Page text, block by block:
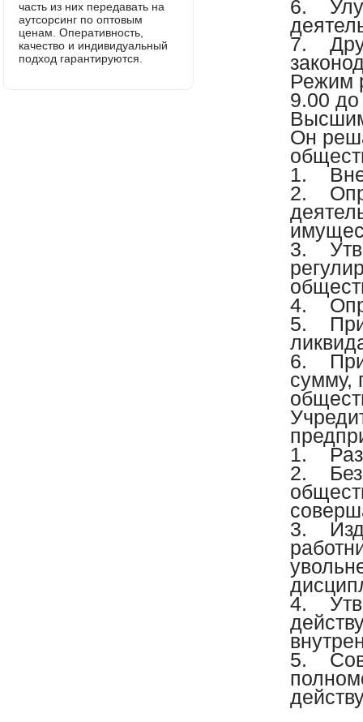
6.
7.
Режим
9.00
Он
1.
2.
3.
4.
5.
6.
сумму,
1.
2. Без
3.
4.
5.
часть из них передавать на
аутсорсинг по оптовым
ценам. Оперативность,
качество и индивидуальный
подход гарантируются.